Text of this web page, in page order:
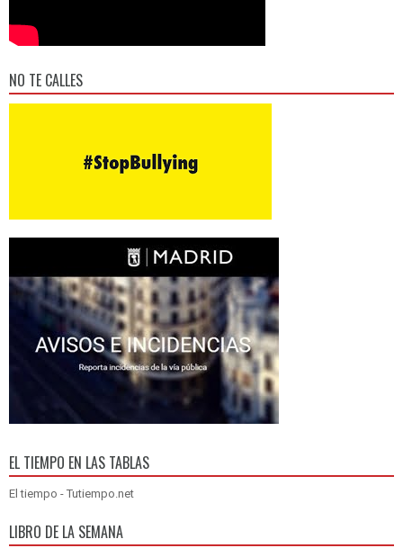
NO TE CALLES
EL TIEMPO EN LAS TABLAS
El tiempo - Tutiempo.net
LIBRO DE LA SEMANA